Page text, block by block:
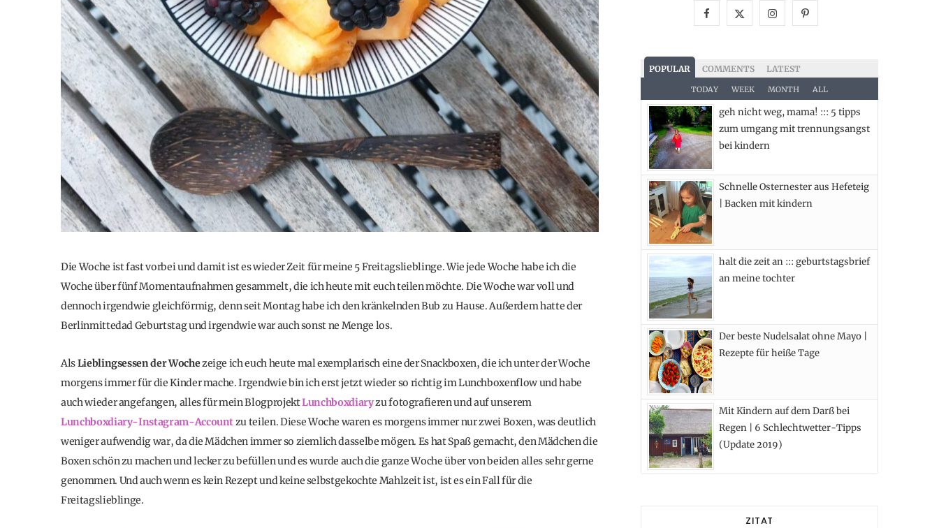
Die Woche ist fast vorbei und damit ist es wieder Zeit für meine 5 Freitagslieblinge. Wie jede Woche habe ich die
Woche über fünf Momentaufnahmen gesammelt, die ich heute mit euch teilen möchte. Die Woche war voll und
dennoch irgendwie gleichförmig, denn seit Montag habe ich den kränkelnden Bub zu Hause. Außerdem hatte der
Berlinmittedad Geburtstag und irgendwie war auch sonst ne Menge los.
AlsLieblingsessen der Wochezeige ich euch heute mal exemplarisch eine der Snackboxen, die ich unter der Woche
morgens immer für die Kinder mache. Irgendwie bin ich erst jetzt wieder so richtig im Lunchboxenflow und habe
auch wieder angefangen, alles für mein BlogprojektLunchboxdiaryzu fotografieren und auf unserem
Lunchboxdiary-Instagram-Accountzu teilen. Diese Woche waren es morgens immer nur zwei Boxen, was deutlich
weniger aufwendig war, da die Mädchen immer so ziemlich dasselbe mögen. Es hat Spaß gemacht, den Mädchen die
Boxen schön zu machen und lecker zu befüllen und es wurde auch die ganze Woche über von beiden alles sehr gerne
genommen. Und auch wenn es kein Rezept und keine selbstgekochte Mahlzeit ist, ist es ein Fall für die
Freitagslieblinge.
c
e
b
o
o
k
T
w
i
t
e
I
s
t
a
a
P
e
s
POPULAR COMMENTS LATEST
TODAY WEEK MONTH ALL
geh nicht weg, mama! ::: 5 tipps
zum umgang mit trennungsangst
bei kindern
Schnelle Osternester aus Hefeteig
| Backen mit kindern
halt die zeit an ::: geburtstagsbrief
an meine tochter
Der beste Nudelsalat ohne Mayo |
Rezepte für heiße Tage
Mit Kindern auf dem Darß bei
Regen | 6 Schlechtwetter-Tipps
(Update 2019)
ZITAT